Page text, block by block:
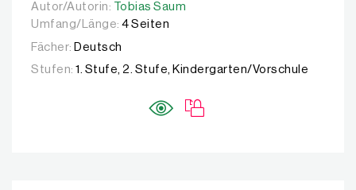
Autor/Autorin: Tobias Saum
Autor/Autorin:
Tobias Saum
Umfang/Länge: 4 Seiten
Fächer: Deutsch
Stufen: 1. Stufe, 2. Stufe, Kindergarten/Vorschule